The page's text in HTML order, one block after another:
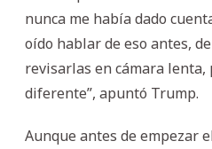
nunca me había dado
oído hablar de eso antes,
revisarlas en cámara lenta,
diferente”, apuntó Trump.
Aunque antes de empezar